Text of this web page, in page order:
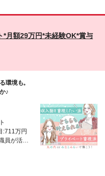
円～280,700円（別途賞
／入社5年目・月収20万円→月
・千葉県】日給8582円 【愛知
府・兵庫県・京都府】日給
円 ※地域により支給金額は異
都市など 宮城県 ｜仙台駅周
央区・博多区がメイン 【大
*月額29万円*未経験OK*賞与
環境も。
♪
:711万円
が活躍